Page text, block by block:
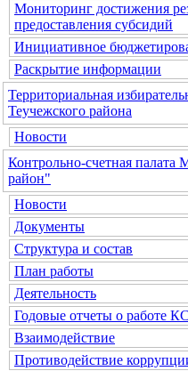
Мониторинг достижения
предоставления субсидий
Инициативное
Раскрытие информации
Территориальная
Теучежского района
Новости
Контрольно-счетная
район"
Новости
Документы
Структура и состав
План работы
Деятельность
Годовые отчеты о работе
Взаимодействие
Противодействие